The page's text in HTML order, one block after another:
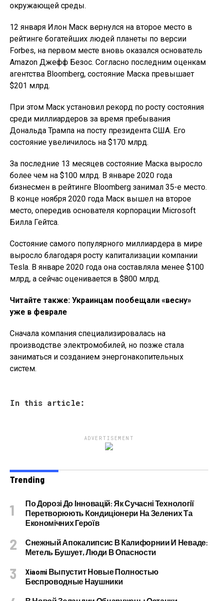
окружающей среды.
12 января Илон Маск вернулся на второе место в
рейтинге богатейших людей планеты по версии
Forbes, на первом месте вновь оказался основатель
Amazon Джефф Безос. Согласно последним оценкам
агентства Bloomberg, состояние Маска превышает
$201 млрд.
При этом Маск установил рекорд по росту состояния
среди миллиардеров за время пребывания
Дональда Трампа на посту президента США. Его
состояние увеличилось на $170 млрд.
За последние 13 месяцев состояние Маска выросло
более чем на $100 млрд. В январе 2020 года
бизнесмен в рейтинге Bloomberg занимал 35-е место.
В конце ноября 2020 года Маск вышел на второе
место, опередив основателя корпорации Microsoft
Билла Гейтса.
Cостояние самого популярного миллиардера в мире
выросло благодаря росту капитализации компании
Tesla. В январе 2020 года она составляла менее $100
млрд, а сейчас оценивается в $800 млрд.
Читайте также: Украинцам пообещали «весну»
уже в феврале
Сначала компания специализировалась на
производстве электромобилей, но позже стала
заниматься и созданием энергонакопительных
систем.
In this article:
ADVERTISEMENT
Trending
По Дорозі До Інновацій: Як Сучасні Технології
Перетворюють Кондиціонери На Зелених Та
Економічних Героїв
Снежный Апокалипсис В Калифорнии И Неваде:
Метель Бушует, Люди В Опасности
Xiaomi Выпустит Новые Полностью
Беспроводные Наушники